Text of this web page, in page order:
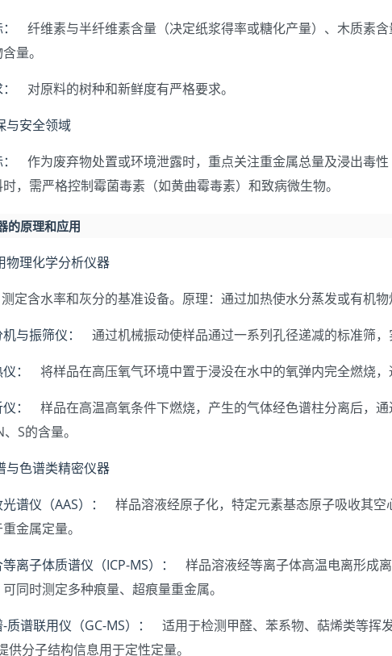
纤维素与半纤维素含量（决定纸浆得率或糖化产量）、木质素
量。
对原料的树种和新鲜度有严格要求。
安全领域
作为废弃物处置或环境泄露时，重点关注重金属总量及浸出毒
，需严格控制霉菌毒素（如黄曲霉毒素）和致病微生物。
的原理和应用
理化学分析仪器
测定含水率和灰分的基准设备。原理：通过加热使水分蒸发或有机物
与振筛仪： 通过机械振动使样品通过一系列孔径递减的标准筛，
： 将样品在高压氧气环境中置于浸没在水中的氧弹内完全燃烧，
：
样品在高温高氧条件下燃烧，产生的气体经色谱柱分离后，
S的含量。
色谱类精密仪器
谱仪（AAS）：
样品溶液经原子化，特定元素基态原子吸收其
金属定量。
离子体质谱仪（ICP-MS）：
样品溶液经等离子体高温电离形成
同时测定多种痕量、超痕量重金属。
质谱联用仪（GC-MS）：
适用于检测甲醛、苯系物、萜烯类等挥
供分子结构信息用于定性定量。